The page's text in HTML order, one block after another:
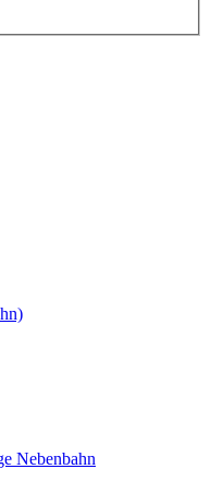
Nebenbahn